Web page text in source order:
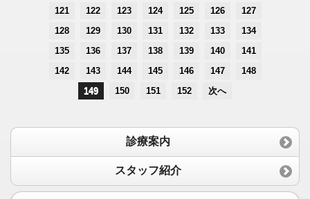
121
122 123 124 125 126
127
128
129 130 131 132 133
134
135
136 137 138 139 140
141
142
143 144 145 146 147
148
149
150 151 152 次へ
診療案内
スタッフ紹介